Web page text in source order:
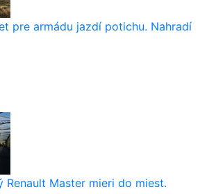
pre armádu jazdí potichu. Nahradí
Renault Master mieri do miest.